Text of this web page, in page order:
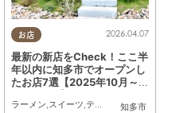
お店
知多市
2026.04.07
最新の新店をCheck！ここ半
年以内に知多市でオープンし
たお店7選【2025年10月～2
ラーメン,スイーツ,テイクアウト ,開店